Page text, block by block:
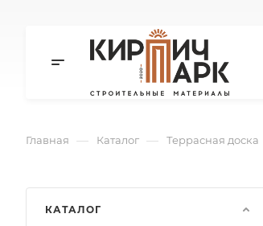
Главная — Каталог — Террасная доска
КАТАЛОГ